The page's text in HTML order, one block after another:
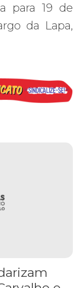
para 19 de
da Lapa,